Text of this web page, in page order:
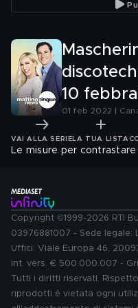
10
01 feb 2022 |
VAI ALLA SERIE LA TUA LISTA
Le misure per contrastare
Copyright ©1999-2026 RTI
03976881007 - Sede legale:
Uffici: Viale Europa 46,
int. vers. € 500.000.007 -
Tutti i diritti riservati.
riprodotti è vietata ogni